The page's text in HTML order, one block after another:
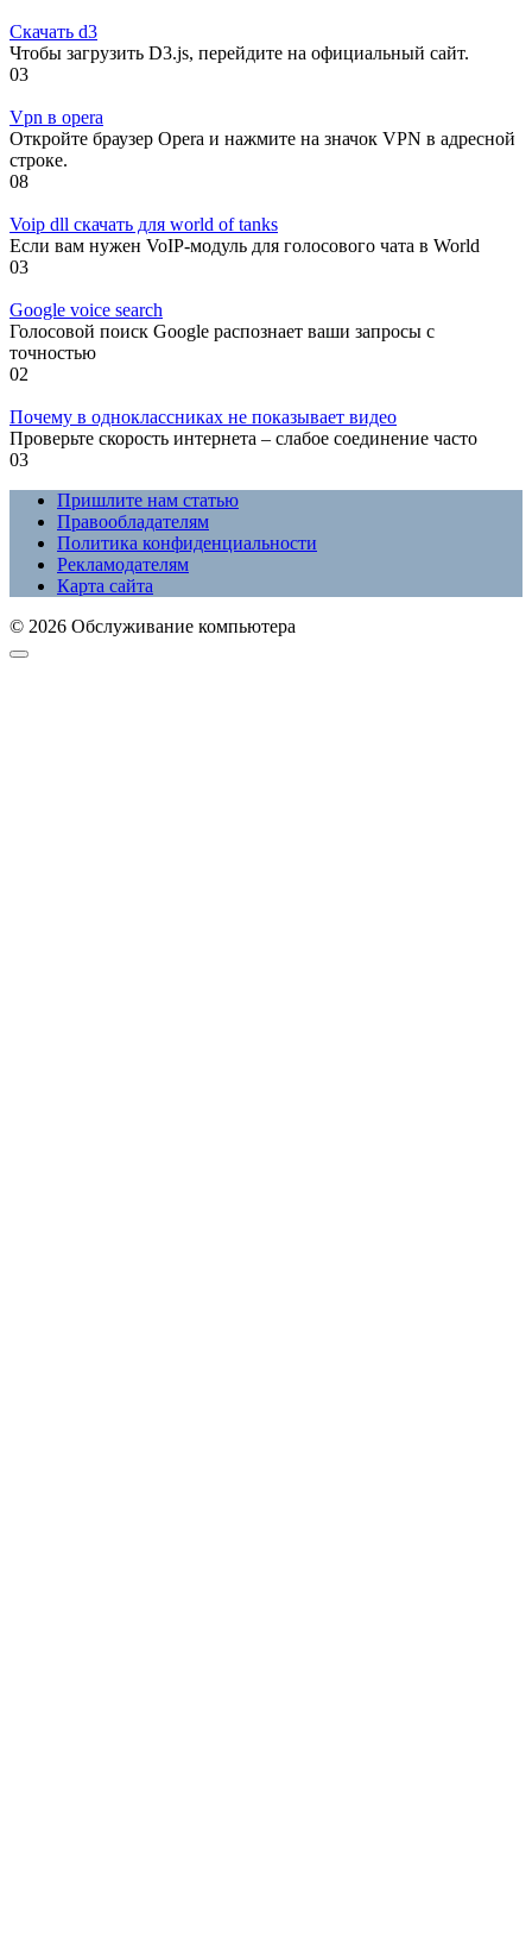
Скачать d3
Чтобы загрузить D3.js, перейдите на официальный сайт.
03
Vpn в opera
Откройте браузер Opera и нажмите на значок VPN в адресной
строке.
08
Voip dll скачать для world of tanks
Если вам нужен VoIP-модуль для голосового чата в World
03
Google voice search
Голосовой поиск Google распознает ваши запросы с
точностью
02
Почему в одноклассниках не показывает видео
Проверьте скорость интернета – слабое соединение часто
03
Пришлите нам статью
Правообладателям
Политика конфиденциальности
Рекламодателям
Карта сайта
© 2026 Обслуживание компьютера